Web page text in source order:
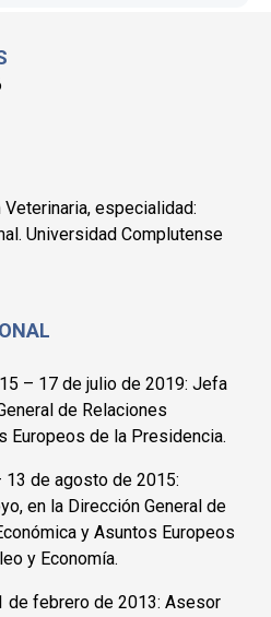
especialidad:
Universidad Complutense
– 17 de julio de 2019: Jefa
de Relaciones
Europeos de la Presidencia.
de agosto de 2015:
en la Dirección General de
y Asuntos Europeos
y Economía.
de febrero de 2013: Asesor